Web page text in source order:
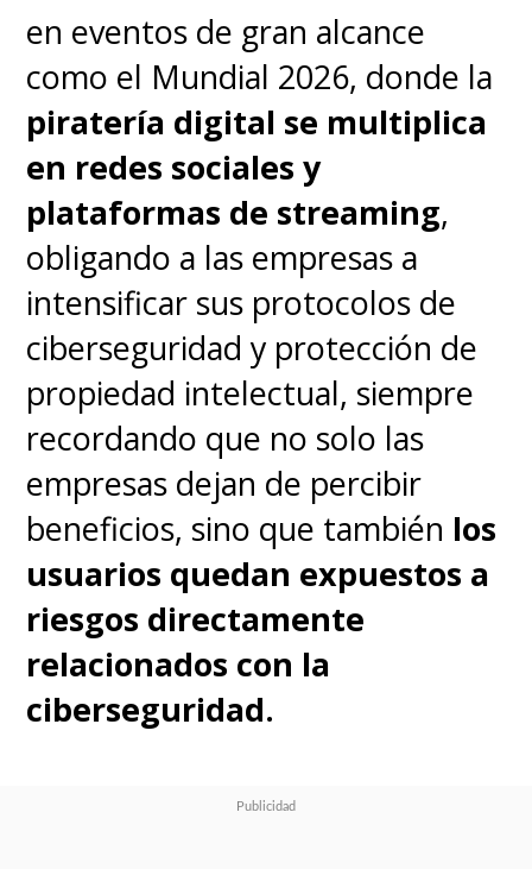
en eventos de gran alcance
como el Mundial 2026, donde la
piratería digital se multiplica
en redes sociales y
plataformas de streaming,
obligando a las empresas a
intensificar sus protocolos de
ciberseguridad y protección de
propiedad intelectual, siempre
recordando que no solo las
empresas dejan de percibir
beneficios, sino que también los
usuarios quedan expuestos a
riesgos directamente
relacionados con la
ciberseguridad.